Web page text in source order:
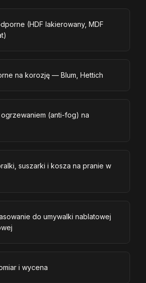
(HDF lakierowany, MDF
na korozję — Blum, Hettich
ogrzewaniem (anti-fog) na
suszarki i kosza na pranie w
do umywalki nablatowej
i wycena